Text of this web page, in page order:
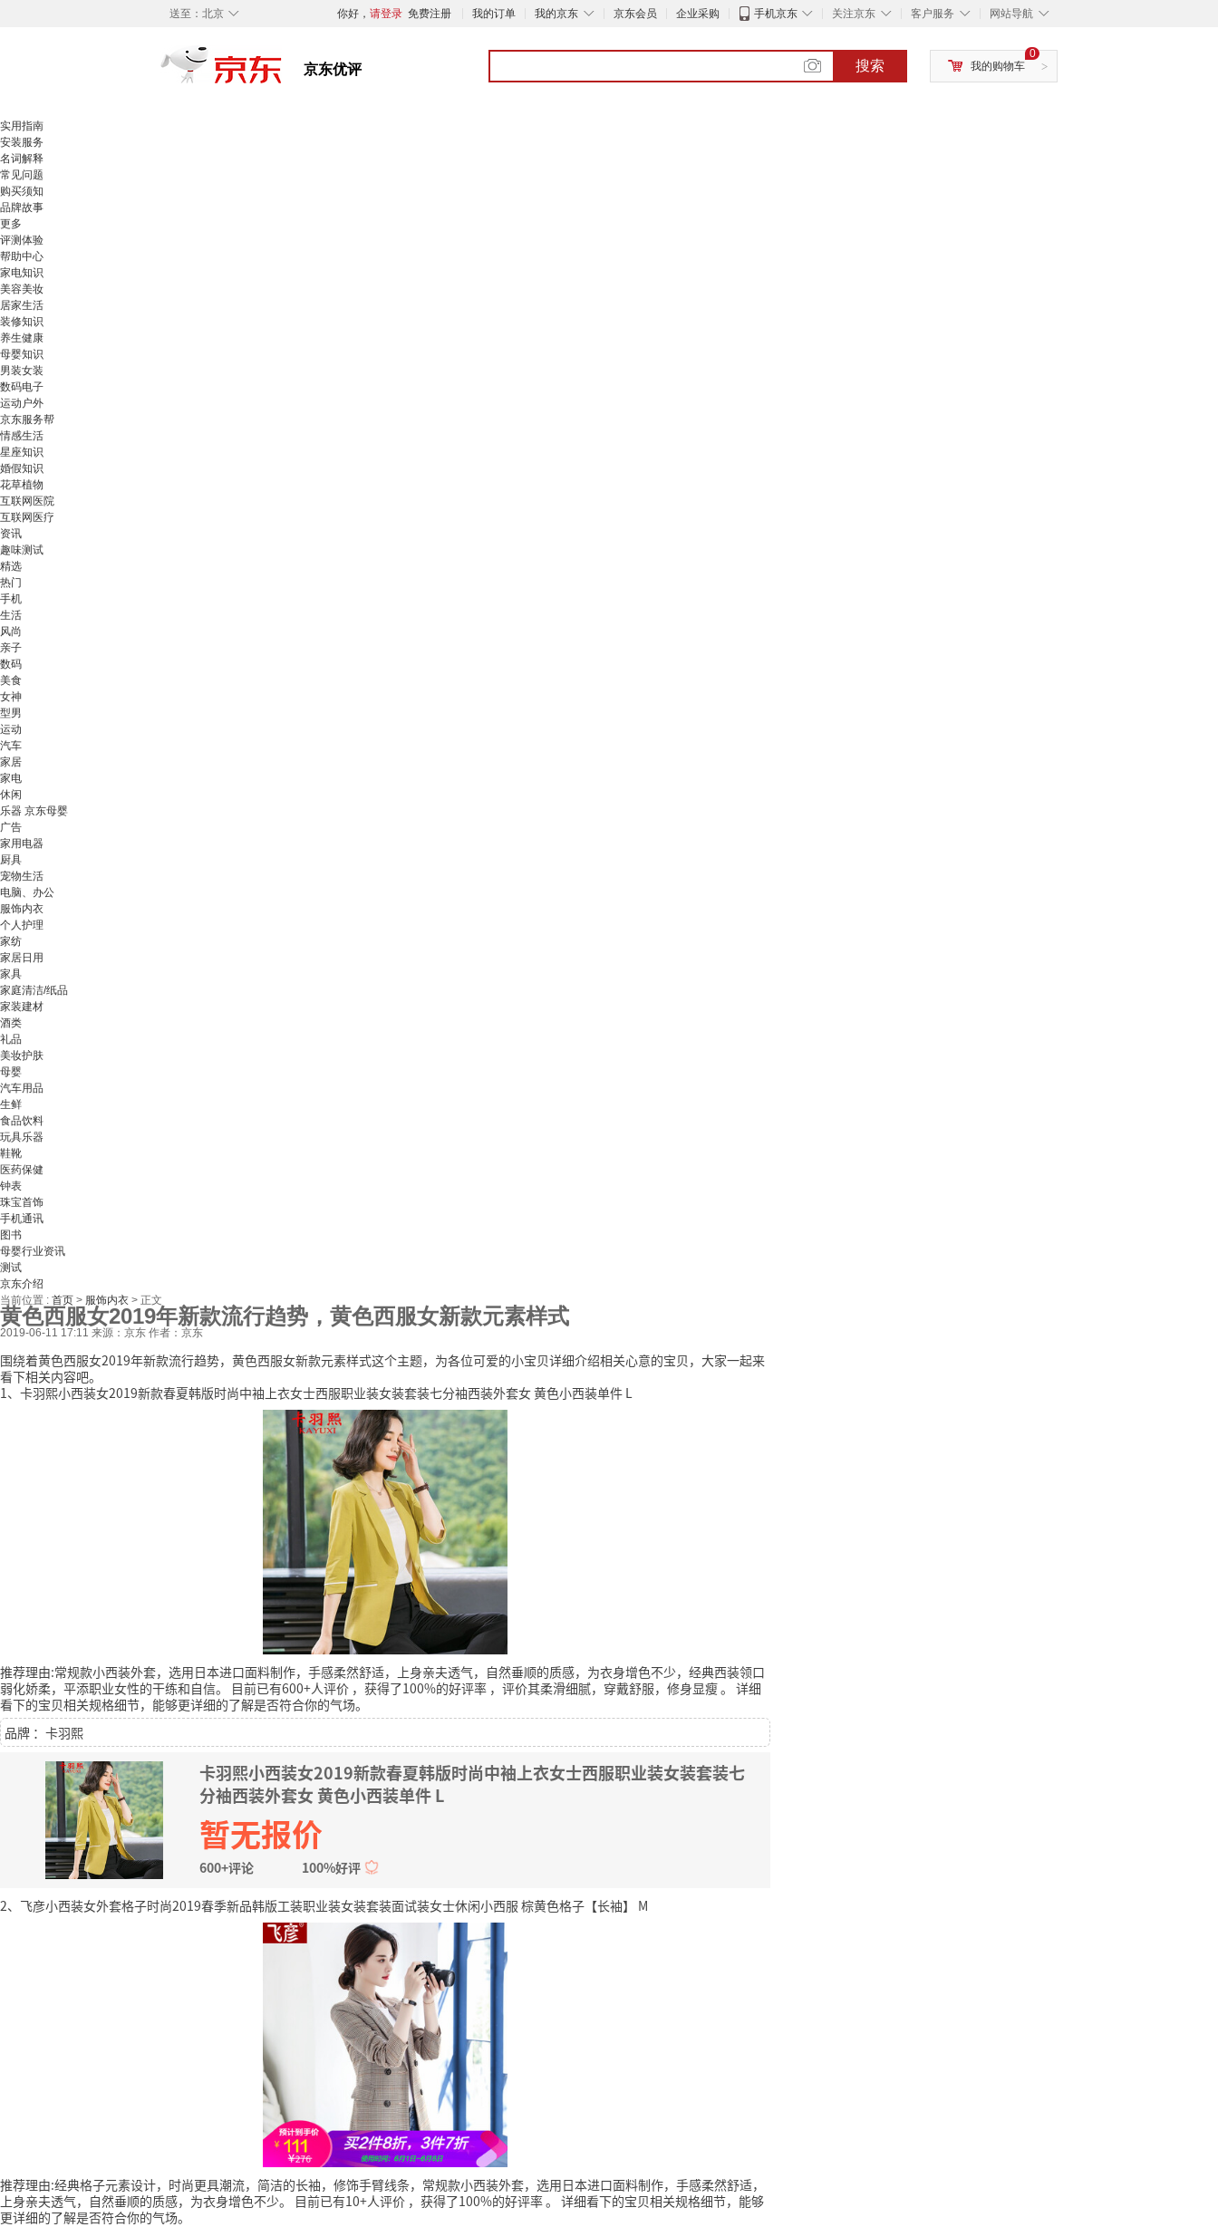
◇
送至： 北京 你好， 请登录 免费注册 我的订单 ◇
我的京东 京东会员 企业采购 ◇
手机京东 ◇
关注京东 ◇
客户服务 ◇
网站导航
搜索 >
0
我的购物车
实用指南
安装服务
名词解释
常见问题
购买须知
品牌故事
更多
评测体验
帮助中心
家电知识
美容美妆
居家生活
装修知识
养生健康
母婴知识
男装女装
数码电子
运动户外
京东服务帮
情感生活
星座知识
婚假知识
花草植物
互联网医院
互联网医疗
资讯
趣味测试
精选
热门
手机
生活
风尚
亲子
数码
美食
女神
型男
运动
汽车
家居
家电
休闲
乐器 京东母婴
广告
家用电器
厨具
宠物生活
电脑、办公
服饰内衣
个人护理
家纺
家居日用
家具
家庭清洁/纸品
家装建材
酒类
礼品
美妆护肤
母婴
汽车用品
生鲜
食品饮料
玩具乐器
鞋靴
医药保健
钟表
珠宝首饰
手机通讯
图书
母婴行业资讯
测试
京东介绍
当前位置 : 首页 > 服饰内衣 > 正文
黄色西服女2019年新款流行趋势，黄色西服女新款元素样式
2019-06-11 17:11 来源：京东 作者：京东
围绕着黄色西服女2019年新款流行趋势，黄色西服女新款元素样式这个主题，为各位可爱的小宝贝详细介绍相关心意的宝贝，大家一起来
看下相关内容吧。
1、卡羽熙小西装女2019新款春夏韩版时尚中袖上衣女士西服职业装女装套装七分袖西装外套女 黄色小西装单件 L
推荐理由:常规款小西装外套，选用日本进口面料制作，手感柔然舒适，上身亲夫透气，自然垂顺的质感，为衣身增色不少，经典西装领口
弱化娇柔，平添职业女性的干练和自信。
目前已有600+人评价 ，获得了100%的好评率 ，评价其柔滑细腻，穿戴舒服，修身显瘦。 详细
看下的宝贝相关规格细节，能够更详细的了解是否符合你的气场。
品牌 ：卡羽熙
卡羽熙小西装女2019新款春夏韩版时尚中袖上衣女士西服职业装女装套装七
分袖西装外套女 黄色小西装单件 L
暂无报价
600+评论 100%好评
2、飞彦小西装女外套格子时尚2019春季新品韩版工装职业装女装套装面试装女士休闲小西服 棕黄色格子【长袖】 M
推荐理由:经典格子元素设计，时尚更具潮流，简洁的长袖，修饰手臂线条，常规款小西装外套，选用日本进口面料制作，手感柔然舒适，
上身亲夫透气，自然垂顺的质感，为衣身增色不少。
目前已有10+人评价 ，获得了100%的好评率。 详细看下的宝贝相关规格细节，能够
更详细的了解是否符合你的气场。